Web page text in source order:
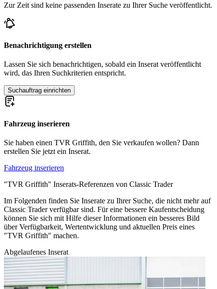
Zur Zeit sind keine passenden Inserate zu Ihrer Suche veröffentlicht.
Benachrichtigung erstellen
Lassen Sie sich benachrichtigen, sobald ein Inserat veröffentlicht
wird, das Ihren Suchkriterien entspricht.
Suchauftrag einrichten
Fahrzeug inserieren
Sie haben einen TVR Griffith, den Sie verkaufen wollen? Dann
erstellen Sie jetzt ein Inserat.
Fahrzeug inserieren
"TVR Griffith" Inserats-Referenzen von Classic Trader
Im Folgenden finden Sie Inserate zu Ihrer Suche, die nicht mehr auf
Classic Trader verfügbar sind. Für eine bessere Kaufentscheidung
können Sie sich mit Hilfe dieser Informationen ein besseres Bild
über Verfügbarkeit, Wertentwicklung und aktuellen Preis eines
"TVR Griffith" machen.
Abgelaufenes Inserat